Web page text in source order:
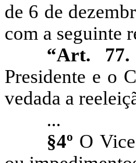
de 6 de
com a seguinte
“Art. 77.
Presidente e o
vedada a
...
§4º O